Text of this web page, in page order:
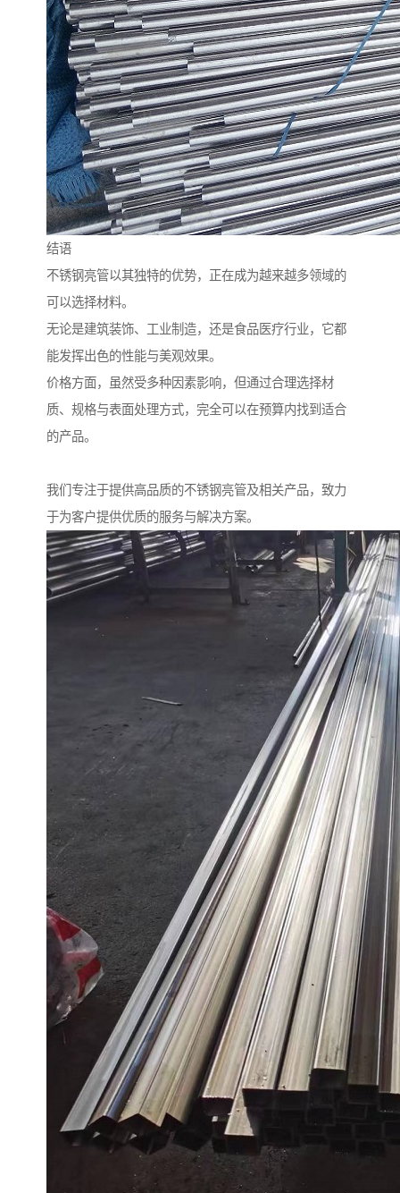
结语
不锈钢亮管以其独特的优势，正在成为越来越多领域的
可以选择材料。
无论是建筑装饰、工业制造，还是食品医疗行业，它都
能发挥出色的性能与美观效果。
价格方面，虽然受多种因素影响，但通过合理选择材
质、规格与表面处理方式，完全可以在预算内找到适合
的产品。
我们专注于提供高品质的不锈钢亮管及相关产品，致力
于为客户提供优质的服务与解决方案。